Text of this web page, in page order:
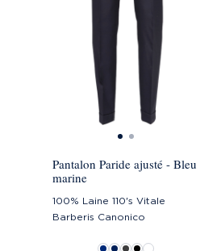
Pantalon Paride ajusté - Bleu
marine
100% Laine 110's Vitale
Barberis Canonico